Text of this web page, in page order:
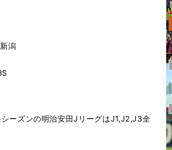
潟
ーズンの明治安田JリーグはJ1,J2,J3全